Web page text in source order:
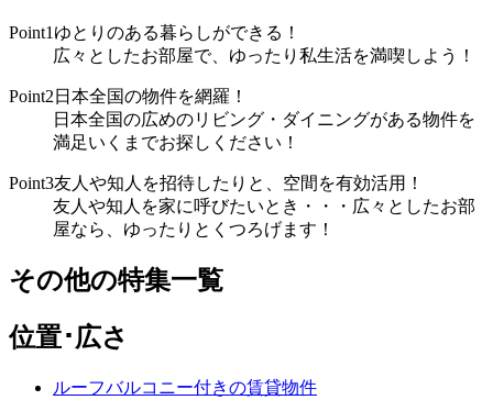
Point1 ゆとりのある暮らしができる！
広々としたお部屋で、ゆったり私生活を満喫しよう！
Point2 日本全国の物件を網羅！
日本全国の広めのリビング・ダイニングがある物件を
満足いくまでお探しください！
Point3友人や知人を招待したりと、空間を有効活用！
友人や知人を家に呼びたいとき・・・広々としたお部
屋なら、ゆったりとくつろげます！
その他の特集一覧
位置･広さ
ルーフバルコニー付きの賃貸物件